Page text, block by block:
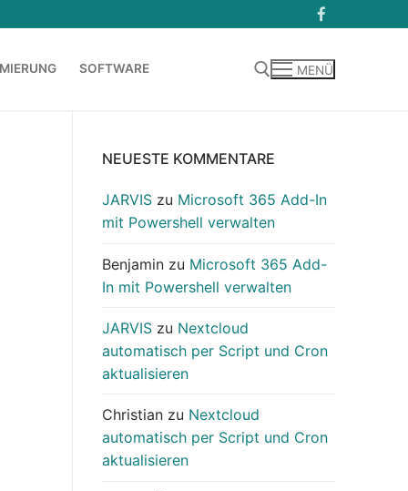
SOFTWARE MENÜ
NEUESTE KOMMENTARE
JARVIS zu Microsoft 365 Add-In
mit Powershell verwalten
Benjamin zu Microsoft 365 Add-
In mit Powershell verwalten
JARVIS zu Nextcloud
automatisch per Script und Cron
aktualisieren
Christian zu Nextcloud
automatisch per Script und Cron
aktualisieren